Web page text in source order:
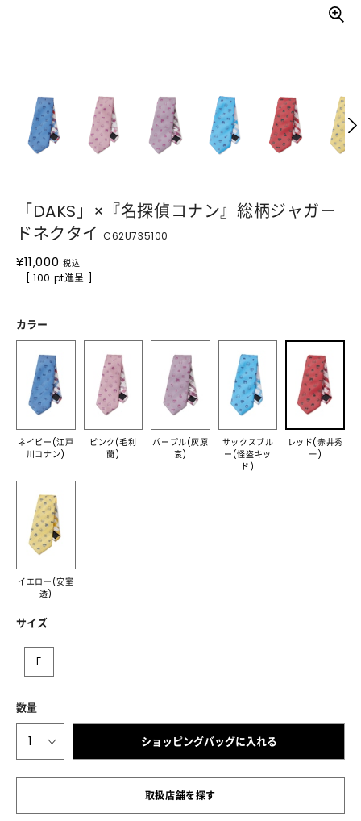
「DAKS」×『名探偵コナン』総柄ジャガー
ドネクタイ C62U735100
¥11,000 税込
[ 100 pt進呈 ]
カラー
ネイビー(江戸
川コナン)
ピンク(毛利
蘭)
パープル(灰原
哀)
サックスブル
ー(怪盗キッ
ド)
レッド(赤井秀
一)
イエロー(安室
透)
サイズ
F
数量
1 ショッピングバッグに入れる
取扱店舗を探す